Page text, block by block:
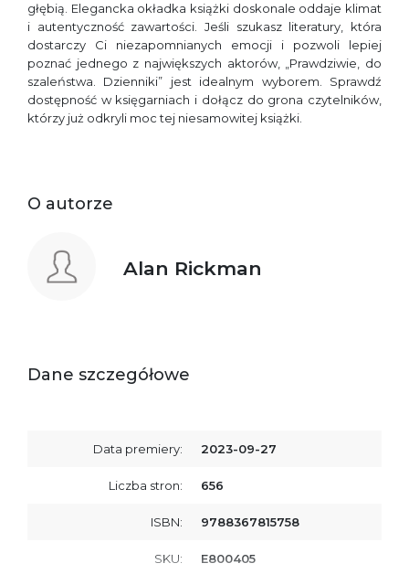
głębią. Elegancka okładka książki doskonale oddaje klimat
i autentyczność zawartości. Jeśli szukasz literatury, która
dostarczy Ci niezapomnianych emocji i pozwoli lepiej
poznać jednego z największych aktorów, „Prawdziwie, do
szaleństwa. Dzienniki” jest idealnym wyborem. Sprawdź
dostępność w księgarniach i dołącz do grona czytelników,
którzy już odkryli moc tej niesamowitej książki.
O autorze
Alan Rickman
Dane szczegółowe
Data premiery: 2023-09-27
Liczba stron: 656
ISBN: 9788367815758
SKU: E800405